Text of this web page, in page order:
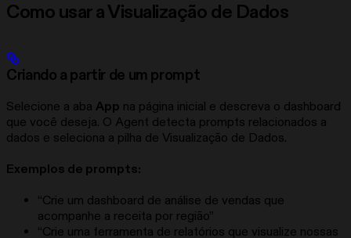
Como usar a Visualização de Dados
Criando a partir de um prompt
Selecione a aba App na página inicial e descreva o dashboard
que você deseja. O Agent detecta prompts relacionados a
dados e seleciona a pilha de Visualização de Dados.
Exemplos de prompts:
“Crie um dashboard de análise de vendas que
acompanhe a receita por região”
“Crie uma ferramenta de relatórios que visualize nossas